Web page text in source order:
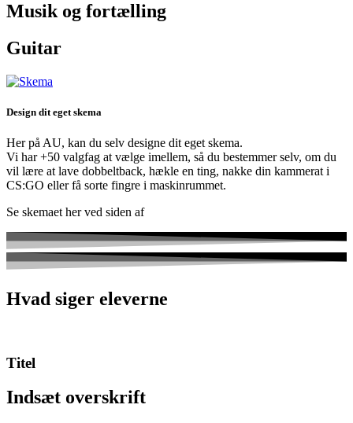
Musik og fortælling
Guitar
Design dit eget skema
Her på AU, kan du selv designe dit eget skema.
Vi har +50 valgfag at vælge imellem, så du bestemmer selv, om du
vil lære at lave dobbeltback, hækle en ting, nakke din kammerat i
CS:GO eller få sorte fingre i maskinrummet.
Se skemaet her ved siden af
Hvad siger eleverne
Titel
Indsæt overskrift